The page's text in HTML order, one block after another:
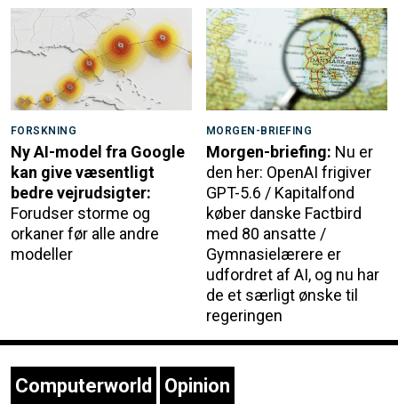
FORSKNING
Ny AI-model fra Google
kan give væsentligt
bedre vejrudsigter:
Forudser storme og
orkaner før alle andre
modeller
MORGEN-BRIEFING
Morgen-briefing: Nu er
den her: OpenAI frigiver
GPT-5.6 / Kapitalfond
køber danske Factbird
med 80 ansatte /
Gymnasielærere er
udfordret af AI, og nu har
de et særligt ønske til
regeringen
Computerworld Opinion